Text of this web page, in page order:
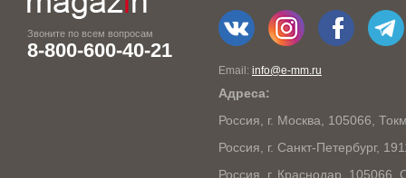
Звоните по всем вопросам
8-800-600-40-21
Email: info@e-mm.ru
Адреса:
Россия, г. Москва, 105066,
Россия, г. Санкт-Петербург,
Россия, г. Краснодар,